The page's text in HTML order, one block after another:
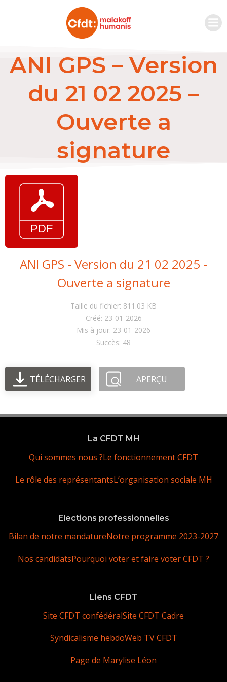
ANI GPS – Version
du 21 02 2025 –
Ouverte a
signature
ANI GPS - Version du 21 02 2025 -
Ouverte a signature
Taille du fichier: 811.03 KB
Créé: 23-01-2026
Mis à jour: 23-01-2026
Succès: 48
TÉLÉCHARGER APERÇU
La CFDT MH
Qui sommes nous ?Le fonctionnement CFDT
Le rôle des représentantsL’organisation sociale MH
Elections professionnelles
Bilan de notre mandatureNotre programme 2023-2027
Nos candidatsPourquoi voter et faire voter CFDT ?
Liens CFDT
Site CFDT confédéralSite CFDT Cadre
Syndicalisme hebdoWeb TV CFDT
Page de Marylise Léon